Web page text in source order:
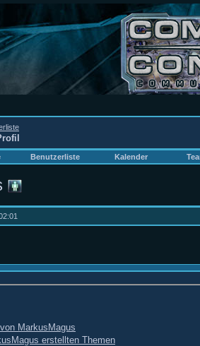
Benutzerliste Kalender
MarkusMagus
erstellten Themen